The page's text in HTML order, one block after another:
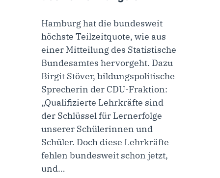
Hamburg hat die bundesweit
höchste Teilzeitquote, wie aus
einer Mitteilung des Statistische
Bundesamtes hervorgeht. Dazu
Birgit Stöver, bildungspolitische
Sprecherin der CDU-Fraktion:
„Qualifizierte Lehrkräfte sind
der Schlüssel für Lernerfolge
unserer Schülerinnen und
Schüler. Doch diese Lehrkräfte
fehlen bundesweit schon jetzt,
und…